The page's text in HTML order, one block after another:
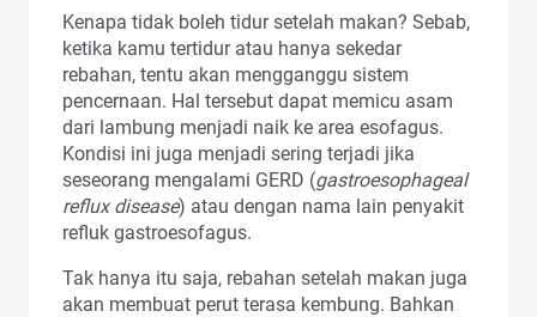
Kenapa tidak boleh tidur setelah makan? Sebab,
ketika kamu tertidur atau hanya sekedar
rebahan, tentu akan mengganggu sistem
pencernaan. Hal tersebut dapat memicu asam
dari lambung menjadi naik ke area esofagus.
Kondisi ini juga menjadi sering terjadi jika
seseorang mengalami GERD (gastroesophageal
reflux disease) atau dengan nama lain penyakit
refluk gastroesofagus.
Tak hanya itu saja, rebahan setelah makan juga
akan membuat perut terasa kembung. Bahkan